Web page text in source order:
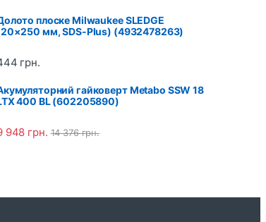
плоске Milwaukee SLEDGE
мм, SDS-Plus) (4932478263)
грн.
гайковерт Metabo SSW 18
400 BL (602205890)
948 грн. 14 376грн.